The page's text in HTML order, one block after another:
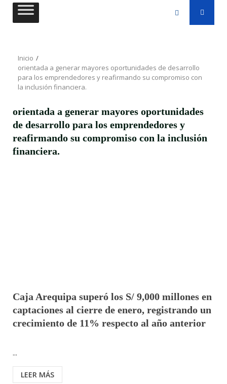
Saltar
Inicio
orientada a generar mayores oportunidades de desarrollo
para los emprendedores y reafirmando su compromiso con
la inclusión financiera.
orientada a generar mayores oportunidades
de desarrollo para los emprendedores y
reafirmando su compromiso con la inclusión
financiera.
Caja Arequipa superó los S/ 9,000 millones en
captaciones al cierre de enero, registrando un
crecimiento de 11% respecto al año anterior
...
LEER MÁS